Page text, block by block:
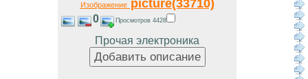
Изображениеpicture(33710)
0 Просмотров 4428
Прочая электроника